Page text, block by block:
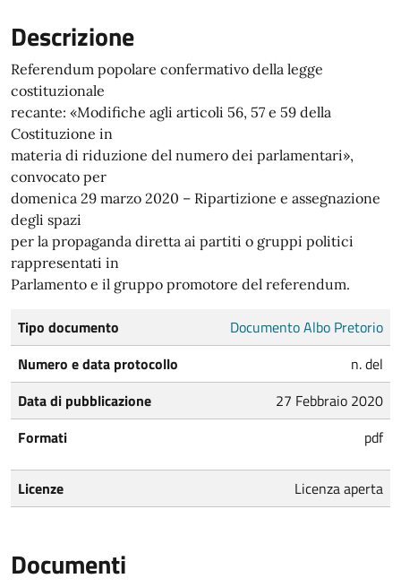
Descrizione
Referendum popolare confermativo della legge
costituzionale
recante: «Modifiche agli articoli 56, 57 e 59 della
Costituzione in
materia di riduzione del numero dei parlamentari»,
convocato per
domenica 29 marzo 2020 – Ripartizione e assegnazione
degli spazi
per la propaganda diretta ai partiti o gruppi politici
rappresentati in
Parlamento e il gruppo promotore del referendum.
Tipo documento
Documento Albo Pretorio
Numero e data protocollo
n. del
Data di pubblicazione
27 Febbraio 2020
Formati
pdf
Licenze Licenza aperta
Documenti